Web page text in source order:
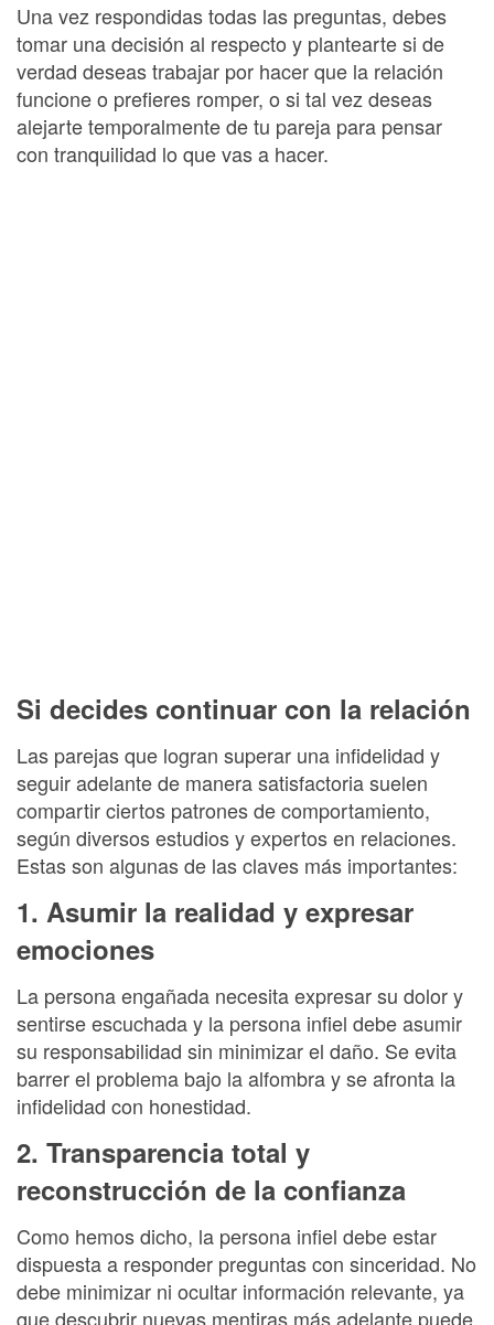
Una vez respondidas todas las preguntas, debes
tomar una decisión al respecto y plantearte si de
verdad deseas trabajar por hacer que la relación
funcione o prefieres romper, o si tal vez deseas
alejarte temporalmente de tu pareja para pensar
con tranquilidad lo que vas a hacer.
Si decides continuar con la relación
Las parejas que logran superar una infidelidad y
seguir adelante de manera satisfactoria suelen
compartir ciertos patrones de comportamiento,
según diversos estudios y expertos en relaciones.
Estas son algunas de las claves más importantes:
1. Asumir la realidad y expresar
emociones
La persona engañada necesita expresar su dolor y
sentirse escuchada y la persona infiel debe asumir
su responsabilidad sin minimizar el daño. Se evita
barrer el problema bajo la alfombra y se afronta la
infidelidad con honestidad.
2. Transparencia total y
reconstrucción de la confianza
Como hemos dicho, la persona infiel debe estar
dispuesta a responder preguntas con sinceridad. No
debe minimizar ni ocultar información relevante, ya
que descubrir nuevas mentiras más adelante puede